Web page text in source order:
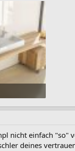
54
nicht einfach "so"
deines